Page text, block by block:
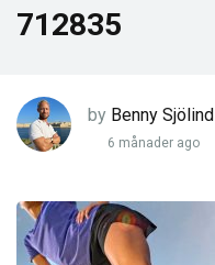
712835
by Benny Sjölind
6 månader ago